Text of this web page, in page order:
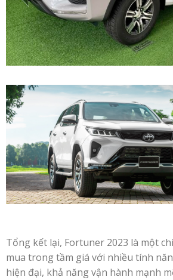
Tổng kết lại, Fortuner 2023 là một
mua trong tầm giá với nhiều tính
hiện đại, khả năng vận hành mạnh